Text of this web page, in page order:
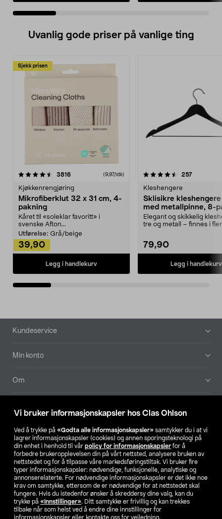
Vi bruker informasjonskapsler hos Clas Ohlson
Ved å trykke på «Godta alle informasjonskapsler» samtykker du i at vi
lagrer informasjonskapsler (cookies) og annen sporingsteknologi på
din enhet i henhold til vår policy for informasjonskapsler for å
forbedre brukeropplevelsen din på vårt nettsted, analysere bruken av
nettstedet og for å tilpasse våre markedsføringstiltak. Vi bruker fire
typer informasjonskapsler: nødvendige, funksjonelle, analytiske og
annonserelaterte. For nødvendige informasjonskapsler er det ikke noe
krav om samtykke, ettersom de er nødvendige for at nettstedet skal
fungere. Hvis du istedenfor ønsker å skreddersy dine valg, kan du
trykke på «Innstillinger». Ditt samtykke er frivillig og kan trekkes
tilbake når som helst ved å endre dine innstillinger for
informasjonskapsler eller kontakte oss for veiledning.
Uvanlig gode priser på vanlige ting
Sjekk prisen
3816anmeldelser(9,97/stk)
Kjøkkenrengjøring
Mikrofiberklut 32 x 31 cm, 4-
pakning
Kåret til «soleklar favoritt» i
svenske Afton...
Utførelse: Grå/beige
39,90
Legg i handlekurv
4.5av 5 stjerner 257
Kleshengere
Sklisikre
med metallpinne, 8-
Elegant og skikkelig
tre og metall – finnes i
79,90
Legg i handlekurv
4.5av 5 stjerner
Bunntekst
Kundeservice
Min konto
Om
Våre selskaper
Finn din butikk
SE NO FI